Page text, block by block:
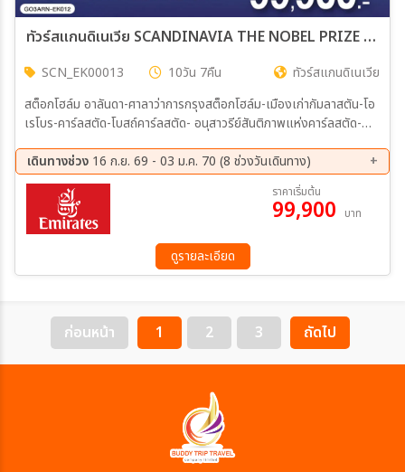
ทัวร์สแกนดิเนเวีย SCANDINAVIA THE NOBEL PRIZE X PRICE สวีเดน นอร์เวย์ เดนมาร์ก 10วัน 7คืน (EK)
SCN_EK00013 10วัน 7คืน
ทัวร์สแกนดิเนเวีย
สต็อกโฮล์ม อาลันดา-ศาลาว่าการกรุงสต็อกโฮล์ม-เมืองเก่ากัมลาสตัน-โอ
เรโบร-คาร์ลสตัด-โบสถ์คาร์ลสตัด- อนุสาวรีย์สันติภาพแห่งคาร์ลสตัด-
เก้น-ล่องเรือชมซองฟยอร์ด-ฟลัม-นั่งรถไฟสายโรแมนติกฟลัม-ฟลัม-
กอล-ออสโล-อุทยานฟรอกเนอร์-ช้อปปิ้งถนนคาร์ล โยฮันส์ เกท-ศาลา
ว่าการเมืองออสโล-ล่องเรือ DFDS Seaway -โคเปนเฮเกน-รูปปั้นนาง
เงือกน้อย ลิตเติ้ลเมอร์เมด-น้ำพุแห่งราชินีเกฟิออน-พระราชวังอมาเลียนบ
อร์ก-จัตุรัสซิตี้ฮอลล์-ช้อปปิ้งถนนสตรอยก์-ถ่ายรูปปราสาทโรเซนบอร์ก-
เดินทางช่วง 16 ก.ย. 69 - 03 ม.ค. 70 (8 ช่วงวันเดินทาง)
16 ก.ย. 69 - 25 ก.ย. 69
08 ต.ค. 69 - 17 ต.ค. 69
15 ต.ค. 69 - 24 ต.ค. 69
22 ต.ค. 69 - 31 ต.ค. 69
12 พ.ย. 69 - 21 พ.ย. 69
28 พ.ย. 69 - 07 ธ.ค. 69
25 ธ.ค. 69 - 03 ม.ค. 70
ราคาเริ่มต้น
99,900 บาท
ดูรายละเอียด
ก่อนหน้า 1 2 3 ถัดไป